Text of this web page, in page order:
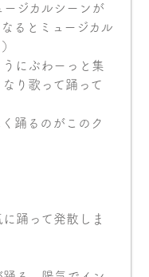
ジカルシーンが
るとミュージカル
にぶわーっと集
り歌って踊って
踊るのがこのク
踊って発散しま